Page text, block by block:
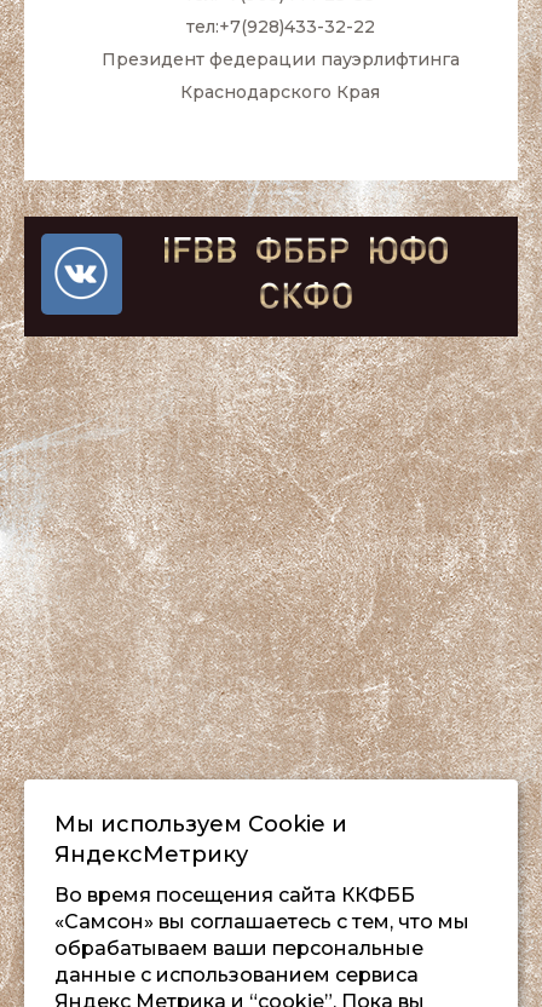
тел:+7(928)433-32-22
Президент федерации пауэрлифтинга
Краснодарского Края
Мы используем Сookie и
ЯндексМетрику
Во время посещения сайта ККФББ
«Самсон» вы соглашаетесь с тем, что мы
обрабатываем ваши персональные
данные с использованием сервиса
Яндекс Метрика и “cookie”. Пока вы